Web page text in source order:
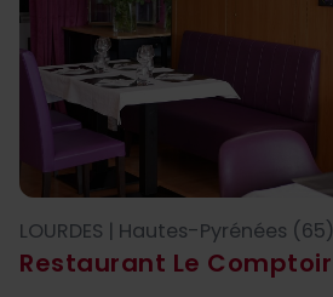
Restaurant Le Comptoir
LOURDES | Hautes-Pyrénées (65)